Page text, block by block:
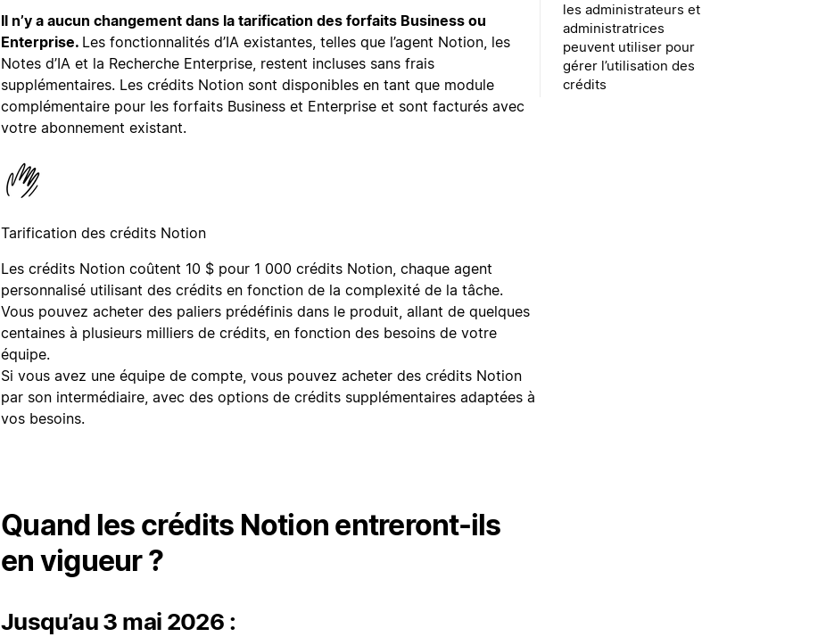
Il n’y a aucun changement dans la tarification des forfaits Business ou
Enterprise. Les fonctionnalités d’IA existantes, telles que l’agent Notion, les
Notes d’IA et la Recherche Enterprise, restent incluses sans frais
supplémentaires. Les crédits Notion sont disponibles en tant que module
complémentaire pour les forfaits Business et Enterprise et sont facturés avec
votre abonnement existant.
Tarification des crédits Notion
Les crédits Notion coûtent 10 $ pour 1 000 crédits Notion, chaque agent
personnalisé utilisant des crédits en fonction de la complexité de la tâche.
Vous pouvez acheter des paliers prédéfinis dans le produit, allant de quelques
centaines à plusieurs milliers de crédits, en fonction des besoins de votre
équipe.
Si vous avez une équipe de compte, vous pouvez acheter des crédits Notion
par son intermédiaire, avec des options de crédits supplémentaires adaptées à
vos besoins.
Quand les crédits Notion entreront-ils
en vigueur ?
Jusqu’au 3 mai 2026 :
les administrateurs et
administratrices
peuvent utiliser pour
gérer l’utilisation des
crédits